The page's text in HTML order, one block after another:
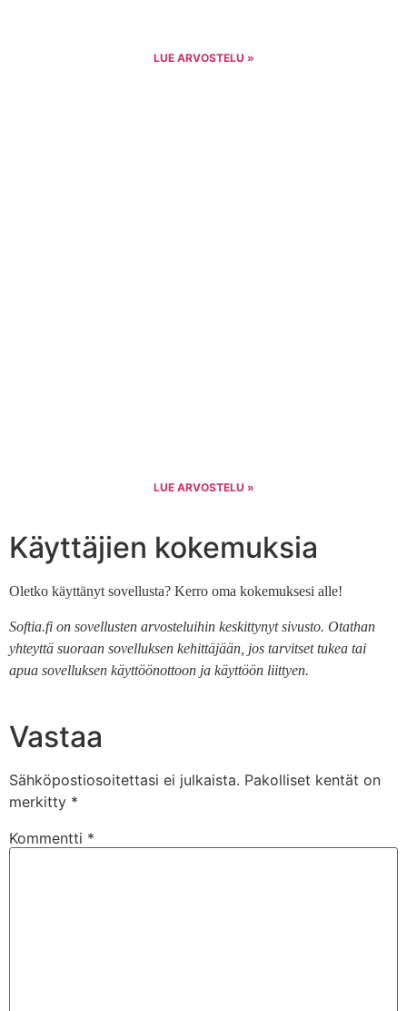
LUE ARVOSTELU »
LUE ARVOSTELU »
Käyttäjien kokemuksia
Oletko käyttänyt sovellusta? Kerro oma kokemuksesi alle!
Softia.fi on sovellusten arvosteluihin keskittynyt sivusto. Otathan
yhteyttä suoraan sovelluksen kehittäjään, jos tarvitset tukea tai
apua sovelluksen käyttöönottoon ja käyttöön liittyen.
Vastaa
Sähköpostiosoitettasi ei julkaista. Pakolliset kentät on
merkitty *
Kommentti *